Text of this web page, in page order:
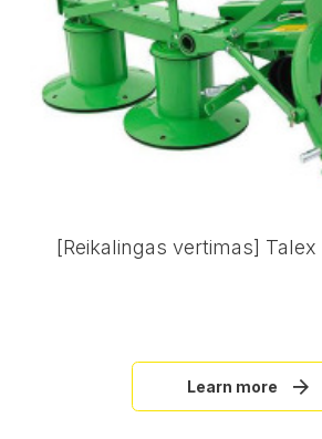
[Reikalingas vertimas]
Learn more